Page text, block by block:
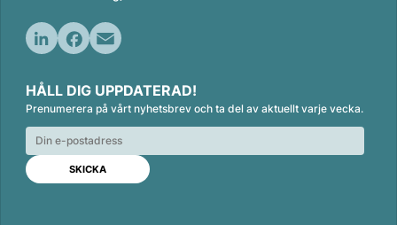
n
k
e
d
n
c
e
b
o
o
k
a
i
l
HÅLL DIG UPPDATERAD!
Prenumerera på vårt nyhetsbrev och ta del av aktuellt varje vecka.